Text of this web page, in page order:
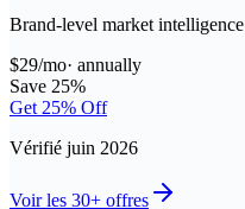
Brand-level market
$29/mo· annually
Save 25%
Get 25% Off
Vérifié juin 2026
Voir les 30+ offres